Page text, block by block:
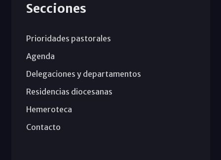
Secciones
Prioridades pastorales
Agenda
Delegaciones y departamentos
Residencias diocesanas
Hemeroteca
Contacto